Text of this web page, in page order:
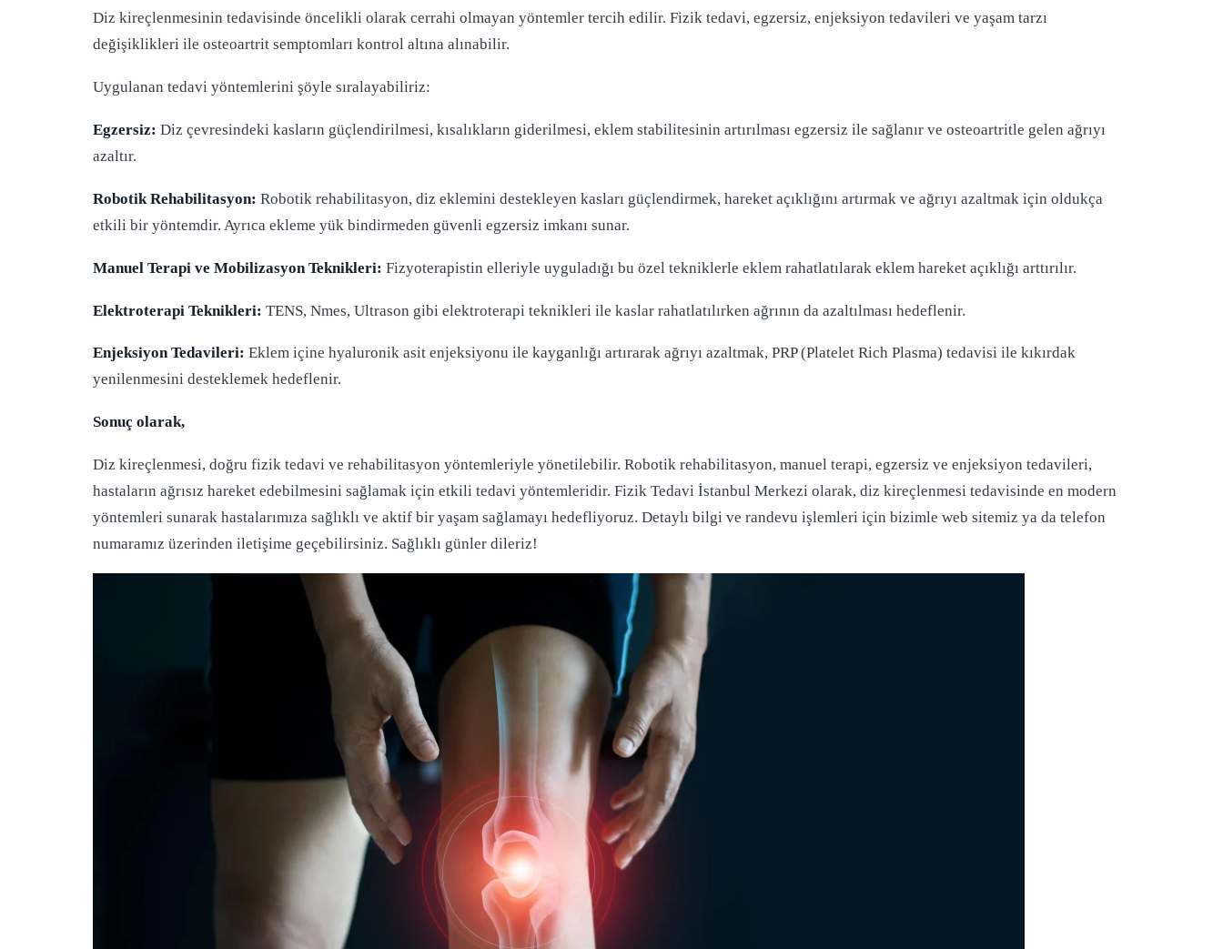
Diz kireçlenmesinin tedavisinde öncelikli olarak cerrahi olmayan yöntemler tercih edilir. Fizik tedavi, egzersiz, enjeksiyon tedavileri ve yaşam tarzı
değişiklikleri ile osteoartrit semptomları kontrol altına alınabilir.
Uygulanan tedavi yöntemlerini şöyle sıralayabiliriz:
Egzersiz: Diz çevresindeki kasların güçlendirilmesi, kısalıkların giderilmesi, eklem stabilitesinin artırılması egzersiz ile sağlanır ve osteoartritle gelen ağrıyı
azaltır.
Robotik Rehabilitasyon: Robotik rehabilitasyon, diz eklemini destekleyen kasları güçlendirmek, hareket açıklığını artırmak ve ağrıyı azaltmak için oldukça
etkili bir yöntemdir. Ayrıca ekleme yük bindirmeden güvenli egzersiz imkanı sunar.
Manuel Terapi ve Mobilizasyon Teknikleri: Fizyoterapistin elleriyle uyguladığı bu özel tekniklerle eklem rahatlatılarak eklem hareket açıklığı arttırılır.
Elektroterapi Teknikleri: TENS, Nmes, Ultrason gibi elektroterapi teknikleri ile kaslar rahatlatılırken ağrının da azaltılması hedeflenir.
Enjeksiyon Tedavileri: Eklem içine hyaluronik asit enjeksiyonu ile kayganlığı artırarak ağrıyı azaltmak, PRP (Platelet Rich Plasma) tedavisi ile kıkırdak
yenilenmesini desteklemek hedeflenir.
Sonuç olarak,
Diz kireçlenmesi, doğru fizik tedavi ve rehabilitasyon yöntemleriyle yönetilebilir. Robotik rehabilitasyon, manuel terapi, egzersiz ve enjeksiyon tedavileri,
hastaların ağrısız hareket edebilmesini sağlamak için etkili tedavi yöntemleridir. Fizik Tedavi İstanbul Merkezi olarak, diz kireçlenmesi tedavisinde en modern
yöntemleri sunarak hastalarımıza sağlıklı ve aktif bir yaşam sağlamayı hedefliyoruz. Detaylı bilgi ve randevu işlemleri için bizimle web sitemiz ya da telefon
numaramız üzerinden iletişime geçebilirsiniz. Sağlıklı günler dileriz!